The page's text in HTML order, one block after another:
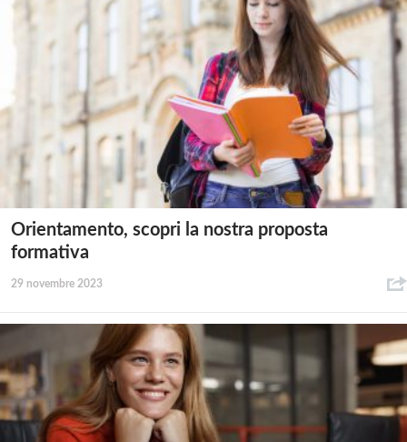
Orientamento, scopri la nostra proposta
formativa
29 novembre 2023